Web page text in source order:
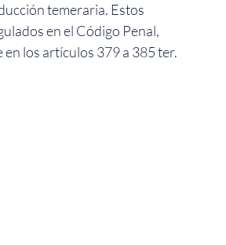
temeraria. Estos
en el Código Penal,
los artículos 379 a 385 ter.